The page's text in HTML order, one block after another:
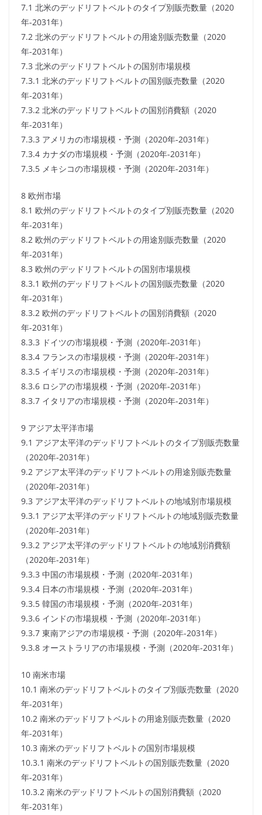
7.1 北米のデッドリフトベルトのタイプ別販売数量（2020
年-2031年）
7.2 北米のデッドリフトベルトの用途別販売数量（2020
年-2031年）
7.3 北米のデッドリフトベルトの国別市場規模
7.3.1 北米のデッドリフトベルトの国別販売数量（2020
年-2031年）
7.3.2 北米のデッドリフトベルトの国別消費額（2020
年-2031年）
7.3.3 アメリカの市場規模・予測（2020年-2031年）
7.3.4 カナダの市場規模・予測（2020年-2031年）
7.3.5 メキシコの市場規模・予測（2020年-2031年）
8 欧州市場
8.1 欧州のデッドリフトベルトのタイプ別販売数量（2020
年-2031年）
8.2 欧州のデッドリフトベルトの用途別販売数量（2020
年-2031年）
8.3 欧州のデッドリフトベルトの国別市場規模
8.3.1 欧州のデッドリフトベルトの国別販売数量（2020
年-2031年）
8.3.2 欧州のデッドリフトベルトの国別消費額（2020
年-2031年）
8.3.3 ドイツの市場規模・予測（2020年-2031年）
8.3.4 フランスの市場規模・予測（2020年-2031年）
8.3.5 イギリスの市場規模・予測（2020年-2031年）
8.3.6 ロシアの市場規模・予測（2020年-2031年）
8.3.7 イタリアの市場規模・予測（2020年-2031年）
9 アジア太平洋市場
9.1 アジア太平洋のデッドリフトベルトのタイプ別販売数量
（2020年-2031年）
9.2 アジア太平洋のデッドリフトベルトの用途別販売数量
（2020年-2031年）
9.3 アジア太平洋のデッドリフトベルトの地域別市場規模
9.3.1 アジア太平洋のデッドリフトベルトの地域別販売数量
（2020年-2031年）
9.3.2 アジア太平洋のデッドリフトベルトの地域別消費額
（2020年-2031年）
9.3.3 中国の市場規模・予測（2020年-2031年）
9.3.4 日本の市場規模・予測（2020年-2031年）
9.3.5 韓国の市場規模・予測（2020年-2031年）
9.3.6 インドの市場規模・予測（2020年-2031年）
9.3.7 東南アジアの市場規模・予測（2020年-2031年）
9.3.8 オーストラリアの市場規模・予測（2020年-2031年）
10 南米市場
10.1 南米のデッドリフトベルトのタイプ別販売数量（2020
年-2031年）
10.2 南米のデッドリフトベルトの用途別販売数量（2020
年-2031年）
10.3 南米のデッドリフトベルトの国別市場規模
10.3.1 南米のデッドリフトベルトの国別販売数量（2020
年-2031年）
10.3.2 南米のデッドリフトベルトの国別消費額（2020
年-2031年）